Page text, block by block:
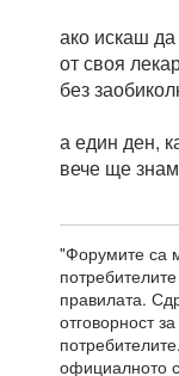
ако искаш
от своя
без
а един ден,
вече ще
"Форумите са
правилата.
отговорност
официалното